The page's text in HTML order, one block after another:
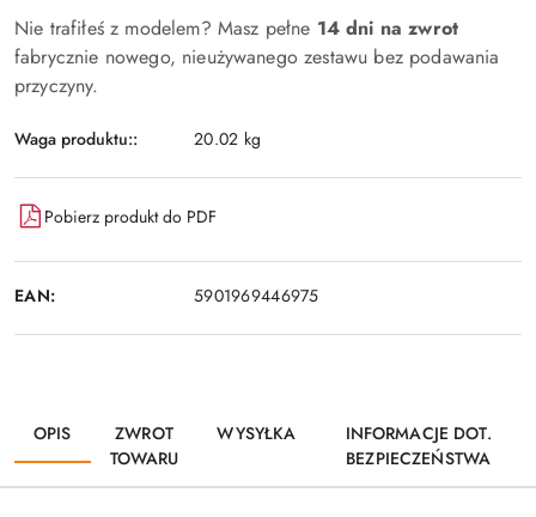
Nie trafiłeś z modelem? Masz pełne 14 dni na zwrot
fabrycznie nowego, nieużywanego zestawu bez podawania
przyczyny.
Waga produktu:: 20.02 kg
Pobierz produkt do PDF
EAN: 5901969446975
OPIS
ZWROT
TOWARU
WYSYŁKA
INFORMACJE DOT.
BEZPIECZEŃSTWA